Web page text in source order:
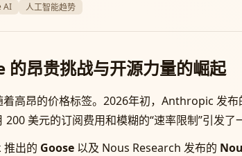
AI 人工智能趋势
昂贵挑战与开源力量的崛起
高昂的价格标签。2026年初，Anthropic 发布
美元的订阅费用和模糊的“速率限制”引发了
推出的 Goose 以及 Nous Research 发布的